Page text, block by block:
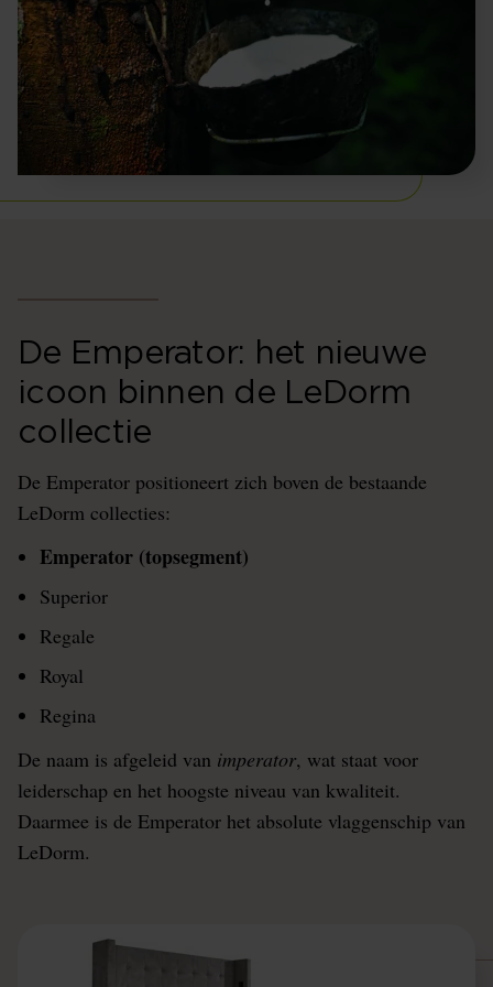
De Emperator: het nieuwe
icoon binnen de LeDorm
collectie
De Emperator positioneert zich boven de bestaande
LeDorm collecties:
Emperator (topsegment)
Superior
Regale
Royal
Regina
De naam is afgeleid van imperator, wat staat voor
leiderschap en het hoogste niveau van kwaliteit.
Daarmee is de Emperator het absolute vlaggenschip van
LeDorm.